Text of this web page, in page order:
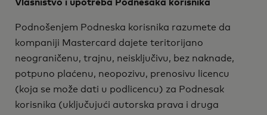
Vlasništvo i upotreba Podnesaka korisnika
Podnošenjem Podneska korisnika razumete da
kompaniji Mastercard dajete teritorijano
neograničenu, trajnu, neisključivu, bez naknade,
potpuno plaćenu, neopozivu, prenosivu licencu
(koja se može dati u podlicencu) za Podnesak
korisnika (uključujući autorska prava i druga